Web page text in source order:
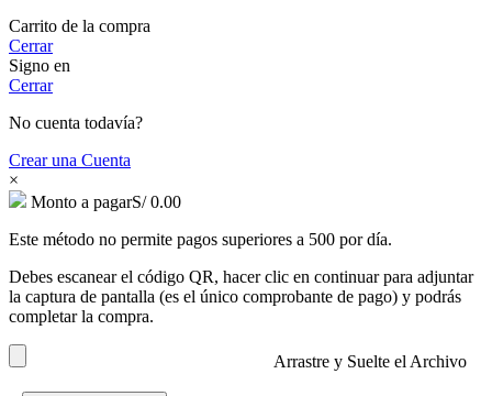
Carrito de la compra
Cerrar
Signo en
Cerrar
No cuenta todavía?
Crear una Cuenta
×
Monto a pagarS/0.00
Este método no permite pagos superiores a 500 por día.
Debes escanear el código QR, hacer clic en continuar para adjuntar
la captura de pantalla (es el único comprobante de pago) y podrás
completar la compra.
Arrastre y Suelte el Archivo